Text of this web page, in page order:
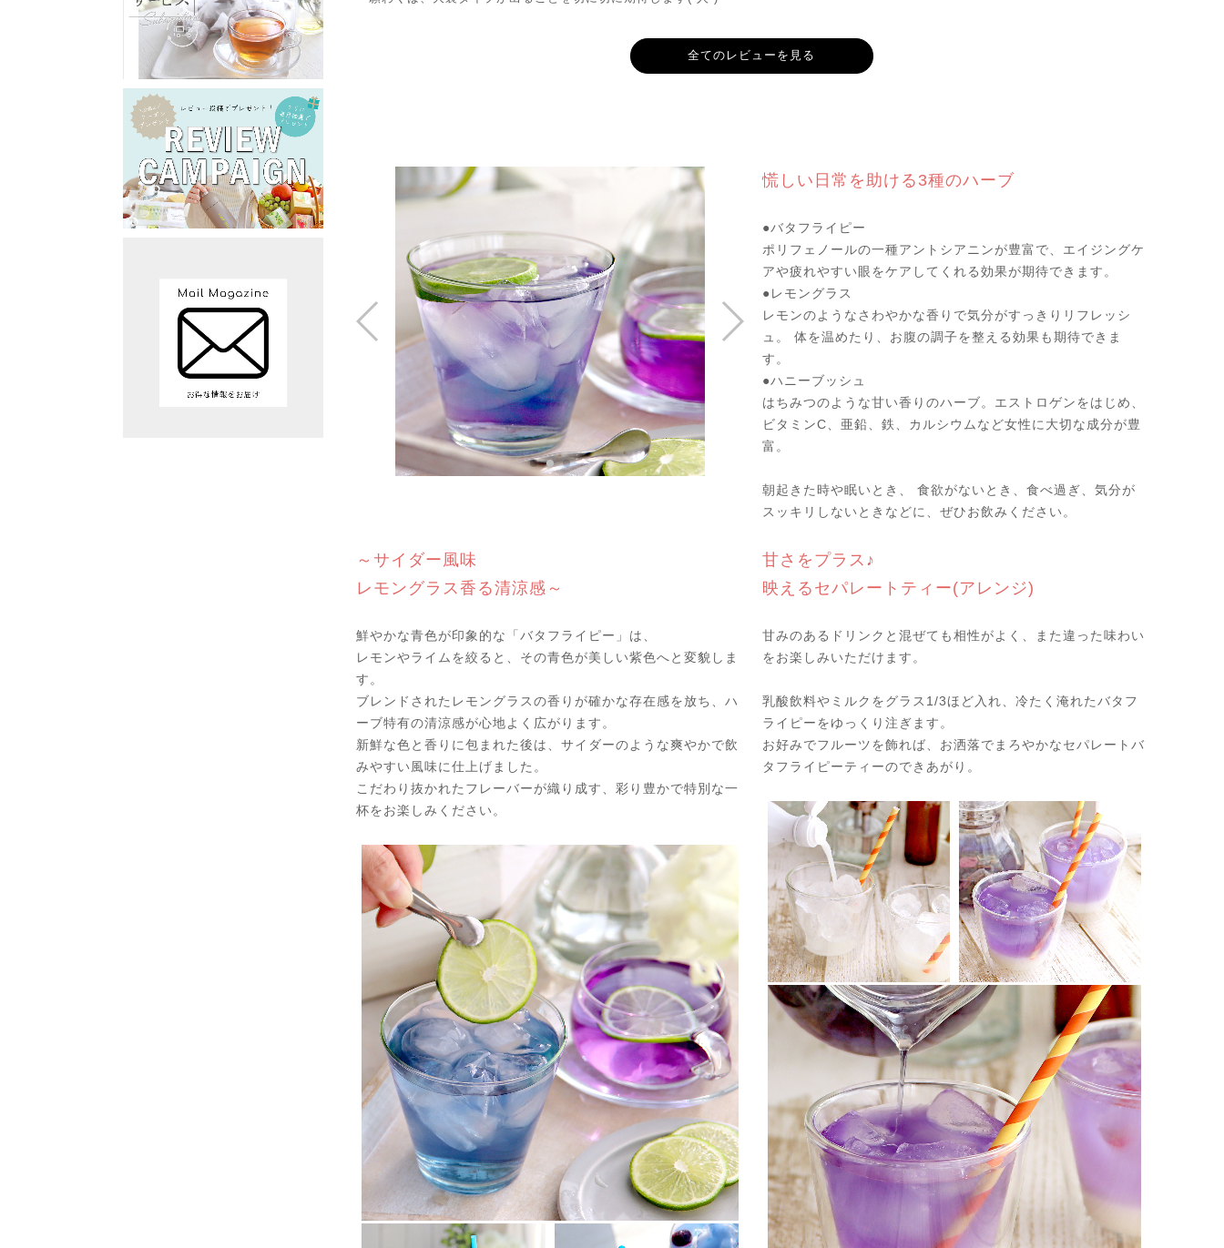
全てのレビューを見る
慌しい日常を助ける3種のハーブ
●バタフライピー
ポリフェノールの一種アントシアニンが豊富で、エイジングケ
アや疲れやすい眼をケアしてくれる効果が期待できます。
●レモングラス
レモンのようなさわやかな香りで気分がすっきりリフレッシ
ュ。 体を温めたり、お腹の調子を整える効果も期待できま
す。
●ハニーブッシュ
はちみつのような甘い香りのハーブ。エストロゲンをはじめ、
ビタミンC、亜鉛、鉄、カルシウムなど女性に大切な成分が豊
富。
朝起きた時や眠いとき、 食欲がないとき、食べ過ぎ、気分が
スッキリしないときなどに、ぜひお飲みください。
～サイダー風味
レモングラス香る清涼感～
鮮やかな青色が印象的な「バタフライピー」は、
レモンやライムを絞ると、その青色が美しい紫色へと変貌しま
す。
ブレンドされたレモングラスの香りが確かな存在感を放ち、ハ
ーブ特有の清涼感が心地よく広がります。
新鮮な色と香りに包まれた後は、サイダーのような爽やかで飲
みやすい風味に仕上げました。
こだわり抜かれたフレーバーが織り成す、彩り豊かで特別な一
杯をお楽しみください。
甘さをプラス♪
映えるセパレートティー(アレンジ)
甘みのあるドリンクと混ぜても相性がよく、また違った味わい
をお楽しみいただけます。
乳酸飲料やミルクをグラス1/3ほど入れ、冷たく淹れたバタフ
ライピーをゆっくり注ぎます。
お好みでフルーツを飾れば、お洒落でまろやかなセパレートバ
タフライピーティーのできあがり。